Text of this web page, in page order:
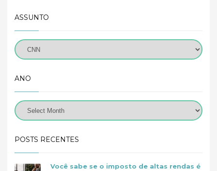
ASSUNTO
ANO
POSTS RECENTES
Você sabe se o imposto de altas rendas é